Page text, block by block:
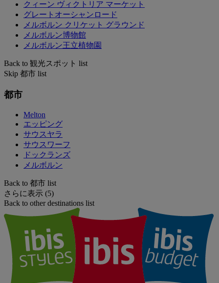
クィーン ヴィクトリア マーケット
グレートオーシャンロード
メルボルン クリケット グラウンド
メルボルン博物館
メルボルン王立植物園
Back to 観光スポット list
Skip 都市 list
都市
Melton
エッピング
サウスヤラ
サウスワーフ
ドックランズ
メルボルン
Back to 都市 list
さらに表示 (5)
Back to other destinations list